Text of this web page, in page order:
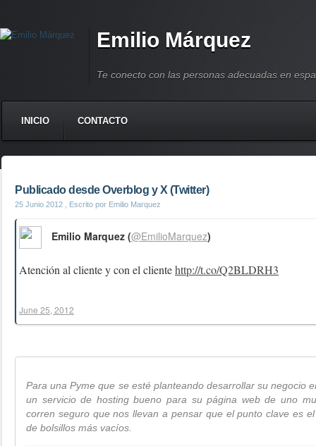
Emilio Márquez
Te conecto con las personas adecuadas en
INICIO CONTACTO
Publicado desde Overblog y X (Twitter)
25 Junio 2012 , Escrito por Emilio Marquez
Atención al cliente y con el clientehttp://t.co/Q2BLDRH3
Emilio Marquez (@EmilioMarquez)
June 25, 2012
Para una Pyme que se esté planteando desarrollar su negocio
un servicio de hosting bueno para su página web de uno
corren seguro que nos llevan a pensar que el punto clave es
de bolsillos más vacíos.